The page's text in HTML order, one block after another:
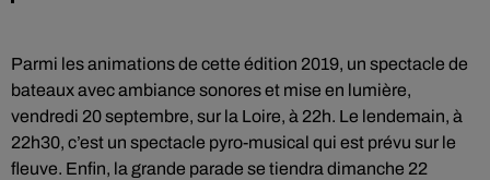
Parmi les animations de cette édition 2019, un spectacle de
bateaux avec ambiance sonores et mise en lumière,
vendredi 20 septembre, sur la Loire, à 22h. Le lendemain, à
22h30, c’est un spectacle pyro-musical qui est prévu sur le
fleuve. Enfin, la grande parade se tiendra dimanche 22